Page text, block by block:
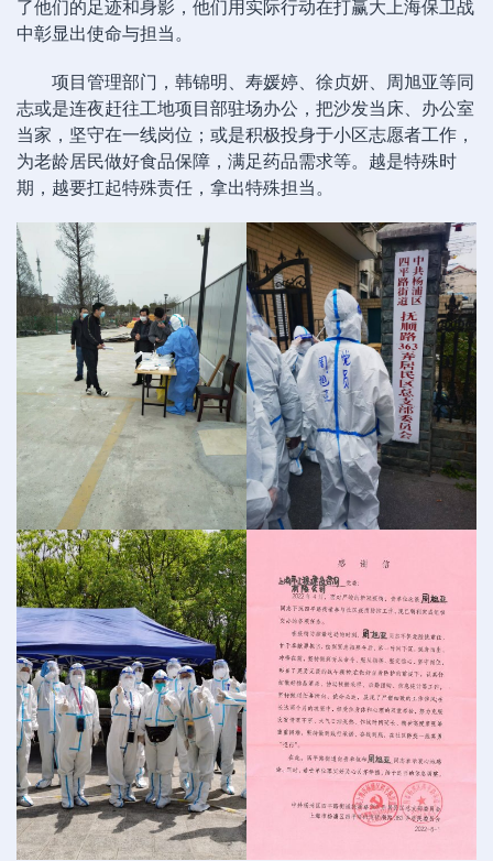
了他们的足迹和身影，他们用实际行动在打赢大上海保卫战
中彰显出使命与担当。
项目管理部门，韩锦明、寿媛婷、徐贞妍、周旭亚等同
志或是连夜赶往工地项目部驻场办公，把沙发当床、办公室
当家，坚守在一线岗位；或是积极投身于小区志愿者工作，
为老龄居民做好食品保障，满足药品需求等。越是特殊时
期，越要扛起特殊责任，拿出特殊担当。